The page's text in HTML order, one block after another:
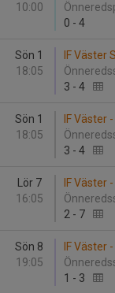
10:00
0 - 4
Sön 1
18:05
IF Väster
3 - 4
Sön 1
18:05
IF Väster
3 - 4
Lör 7
16:05
IF Väster
2 - 7
Sön 8
19:05
IF Väster
1 - 3